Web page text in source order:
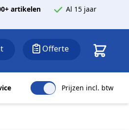
artikelen
Al 15 jaar
Offerte
Prijzen incl. btw